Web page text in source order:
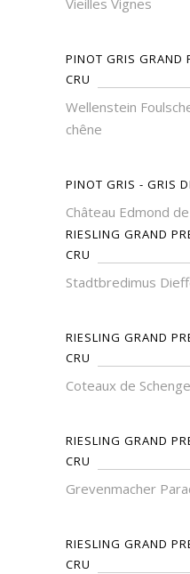
Vieilles Vignes
PINOT GRIS GRAND
CRU
Wellenstein
chêne
PINOT GRIS - GRIS
Château Edmond
RIESLING GRAND
CRU
Stadtbredimus
RIESLING GRAND
CRU
Coteaux de
RIESLING GRAND
CRU
Grevenmacher
RIESLING GRAND
CRU